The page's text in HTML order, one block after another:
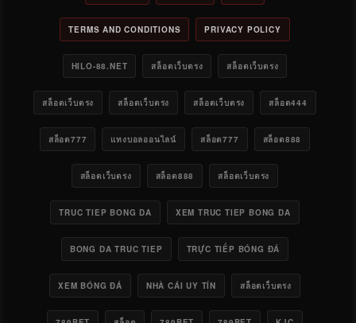
TERMS AND CONDITIONS PRIVACY POLICY
HILO-88.NET สล็อตเว็บตรง สล็อตเว็บตรง
สล็อตเว็บตรง สล็อตเว็บตรง สล็อตเว็บตรง สล็อต444
สล็อต777 แทงบอลออนไลน์ สล็อต777 สล็อต888
สล็อตเว็บตรง สล็อต888 สล็อตเว็บตรง
TRUC TIEP BONG DA XEM TRUC TIEP BONG DA
BONG DA TRUC TIEP TRỰC TIẾP BÓNG ĐÁ
XEM BÓNG ĐÁ NHÀ CÁI UY TÍN สล็อตเว็บตรง